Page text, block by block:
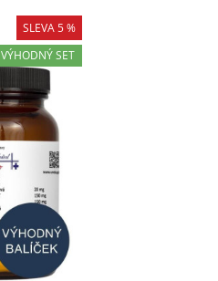
SLEVA 5 %
VÝHODNÝ SET